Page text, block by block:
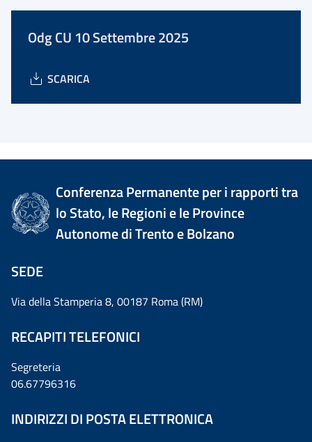
Odg CU 10 Settembre 2025
SCARICA
Conferenza Permanente per i rapporti tra
lo Stato, le Regioni e le Province
Autonome di Trento e Bolzano
SEDE
Via della Stamperia 8, 00187 Roma (RM)
RECAPITI TELEFONICI
Segreteria
06.67796316
INDIRIZZI DI POSTA ELETTRONICA